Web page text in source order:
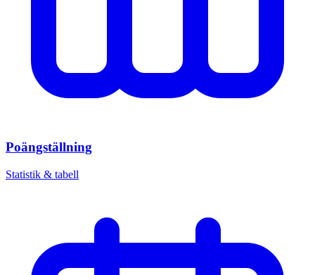
Poängställning
Statistik & tabell